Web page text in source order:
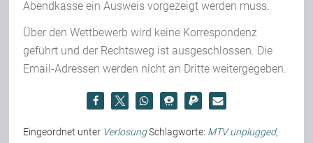
Abendkasse ein Ausweis vorgezeigt werden muss.
Über den Wettbewerb wird keine Korrespondenz
geführt und der Rechtsweg ist ausgeschlossen. Die
Email-Adressen werden nicht an Dritte weitergegeben.
Eingeordnet unter VerlosungSchlagworte: MTV unplugged,